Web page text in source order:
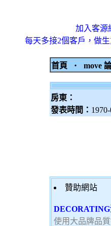
加入客源
每天多接2個客戶，做
首頁 ‧ move
房東：
發表時間：
贊助網站
使用大品牌品